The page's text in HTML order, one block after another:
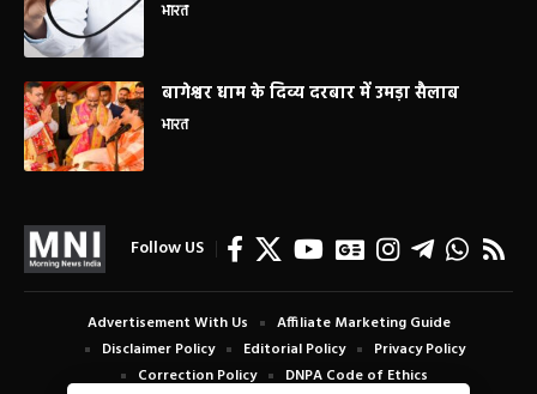
भारत
बागेश्वर धाम के दिव्य दरबार में उमड़ा सैलाब
भारत
Follow US
Advertisement With Us
Affiliate Marketing Guide
Disclaimer Policy
Editorial Policy
Privacy Policy
Correction Policy
DNPA Code of Ethics